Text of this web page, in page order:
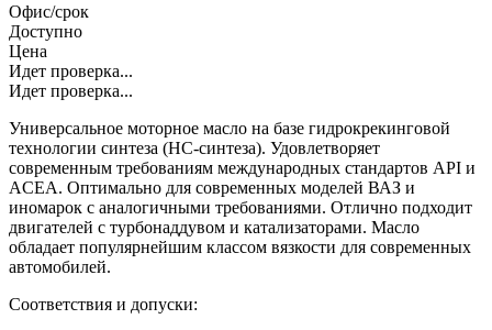
Офис/срок
Доступно
Цена
Идет проверка...
Идет проверка...
Универсальное моторное масло на базе гидрокрекинговой
технологии синтеза (HC-синтеза). Удовлетворяет
современным требованиям международных стандартов API и
ACEA. Оптимально для современных моделей ВАЗ и
иномарок с аналогичными требованиями. Отлично подходит
двигателей с турбонаддувом и катализаторами. Масло
обладает популярнейшим классом вязкости для современных
автомобилей.
Соответствия и допуски: